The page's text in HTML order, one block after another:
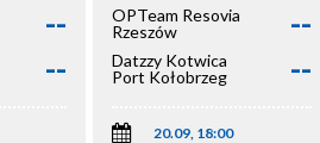
--
--
OPTeam Resovia
Rzeszów
--
Datzzy Kotwica
Port Kołobrzeg
--
20.09, 18:00